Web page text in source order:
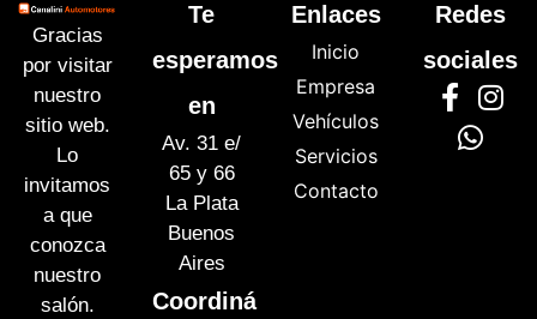
Gracias
por visitar
nuestro
sitio web.
Lo
invitamos
a que
conozca
nuestro
salón.
Te
esperamos
en
Av. 31 e/
65 y 66
La Plata
Buenos
Aires
Coordiná
Enlaces
Inicio
Empresa
Vehículos
Servicios
Contacto
Redes
sociales